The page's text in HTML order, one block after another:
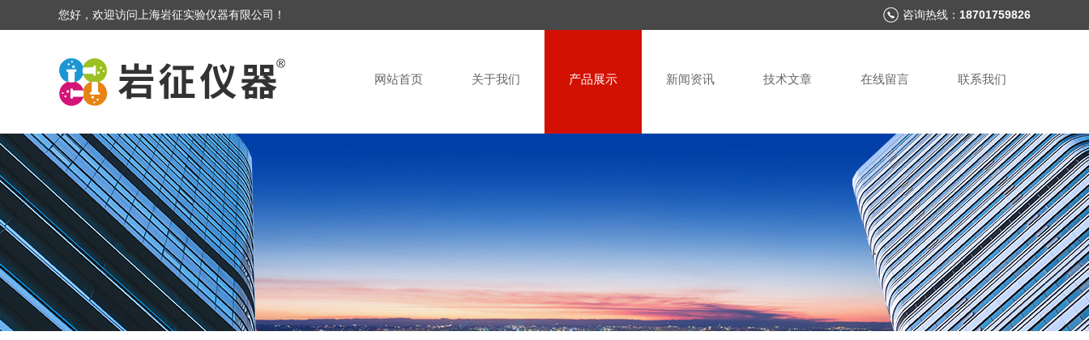
您好，欢迎访问上海岩征实验仪器有限公司！ 咨询热线： 18701759826
网站首页 关于我们 产品展示 新闻资讯 技术文章 在线留言 联系我们